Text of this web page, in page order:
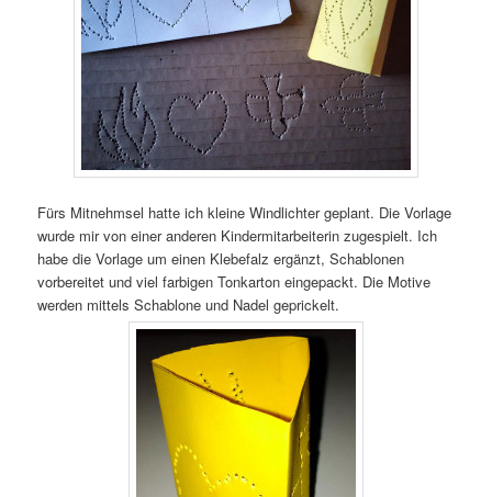
Fürs Mitnehmsel hatte ich kleine Windlichter geplant. Die Vorlage
wurde mir von einer anderen Kindermitarbeiterin zugespielt. Ich
habe die Vorlage um einen Klebefalz ergänzt, Schablonen
vorbereitet und viel farbigen Tonkarton eingepackt. Die Motive
werden mittels Schablone und Nadel geprickelt.